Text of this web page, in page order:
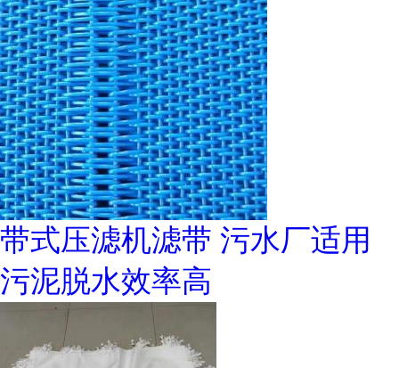
带式压滤机滤带 污水厂适用
污泥脱水效率高